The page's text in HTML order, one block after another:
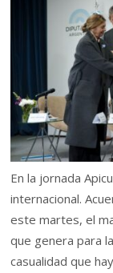
En la jornada
internacional.
este martes, el
que genera para
casualidad que